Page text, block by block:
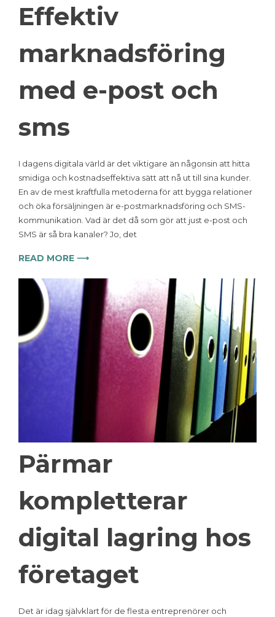
Effektiv
marknadsföring
med e-post och
sms
I dagens digitala värld är det viktigare än någonsin att hitta
smidiga och kostnadseffektiva sätt att nå ut till sina kunder.
En av de mest kraftfulla metoderna för att bygga relationer
och öka försäljningen är e-postmarknadsföring och SMS-
kommunikation. Vad är det då som gör att just e-post och
SMS är så bra kanaler? Jo, det
READ MORE ⟶
Pärmar
kompletterar
digital lagring hos
företaget
Det är idag självklart för de flesta entreprenörer och